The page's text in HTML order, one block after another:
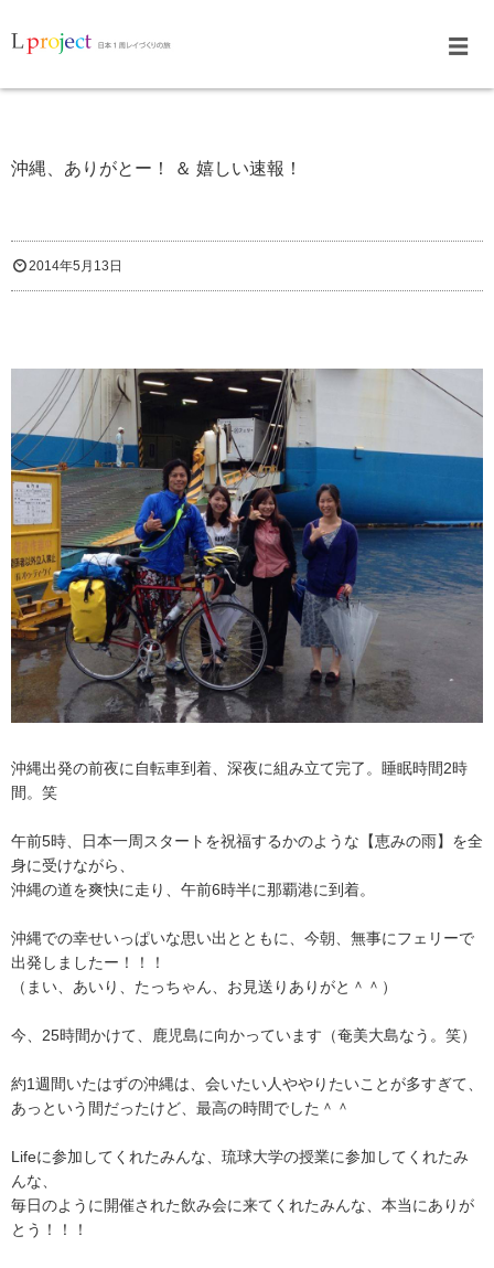
沖縄、ありがとー！ ＆ 嬉しい速報！
2014年5月13日
沖縄出発の前夜に自転車到着、深夜に組み立て完了。睡眠時間2時
間。笑
午前5時、日本一周スタートを祝福するかのような【恵みの雨】を全
身に受けながら、
沖縄の道を爽快に走り、午前6時半に那覇港に到着。
沖縄での幸せいっぱいな思い出とともに、今朝、無事にフェリーで
出発しましたー！！！
（まい、あいり、たっちゃん、お見送りありがと＾＾）
今、25時間かけて、鹿児島に向かっています（奄美大島なう。笑）
約1週間いたはずの沖縄は、会いたい人ややりたいことが多すぎて、
あっという間だったけど、最高の時間でした＾＾
Lifeに参加してくれたみんな、琉球大学の授業に参加してくれたみ
んな、
毎日のように開催された飲み会に来てくれたみんな、本当にありが
とう！！！